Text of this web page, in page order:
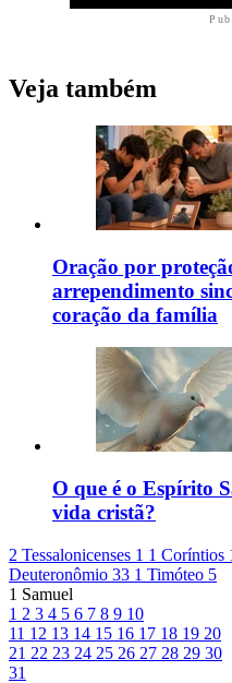
Veja também
Oração por
arrependimento
coração da família
O que é o Espírito
vida cristã?
2 Tessalonicenses 1 1 Coríntios
Deuteronômio 33 1 Timóteo 5
1 Samuel
1 2 3 4 5 6 7 8 9 10
11 12 13 14 15 16 17 18 19 20
21 22 23 24 25 26 27 28 29 30
31